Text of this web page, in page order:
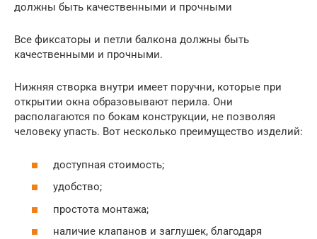
должны быть качественными и прочными
Все фиксаторы и петли балкона должны быть
качественными и прочными.
Нижняя створка внутри имеет поручни, которые при
открытии окна образовывают перила. Они
располагаются по бокам конструкции, не позволяя
человеку упасть. Вот несколько преимущество изделий:
доступная стоимость;
удобство;
простота монтажа;
наличие клапанов и заглушек, благодаря